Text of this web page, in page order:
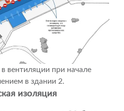
вентиляции при начале
в здании 2.
изоляция